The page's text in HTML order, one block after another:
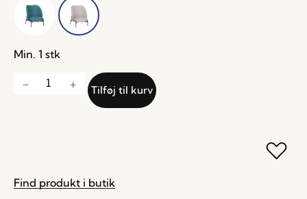
Min. 1 stk
Tilføj til kurv
Find produkt i butik